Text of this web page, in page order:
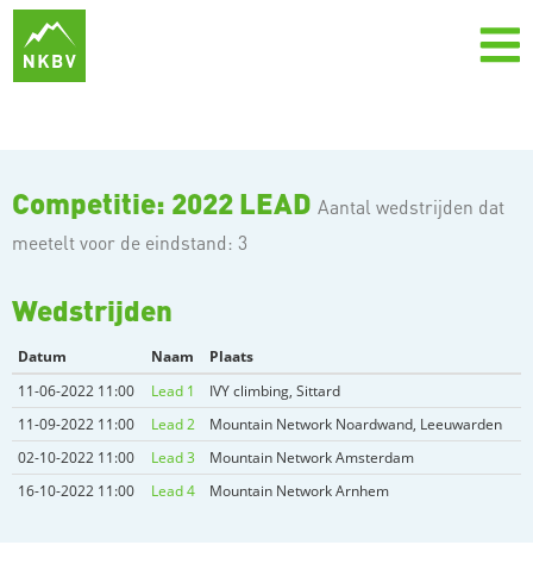
Competitie: 2022 LEAD Aantal wedstrijden dat
meetelt voor de eindstand: 3
Wedstrijden
Datum Naam
Plaats
11-06-2022 11:00
Lead 1
IVY climbing, Sittard
11-09-2022 11:00
Lead 2
Mountain Network Noardwand, Leeuwarden
02-10-2022 11:00
Lead 3
Mountain Network Amsterdam
16-10-2022 11:00
Lead 4 Mountain Network Arnhem